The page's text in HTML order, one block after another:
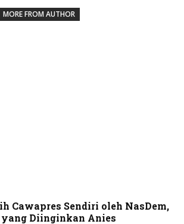
MORE FROM AUTHOR
Cawapres Sendiri oleh NasDem,
Diinginkan Anies